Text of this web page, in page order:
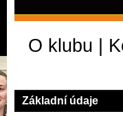
O klubu |
Základní údaje